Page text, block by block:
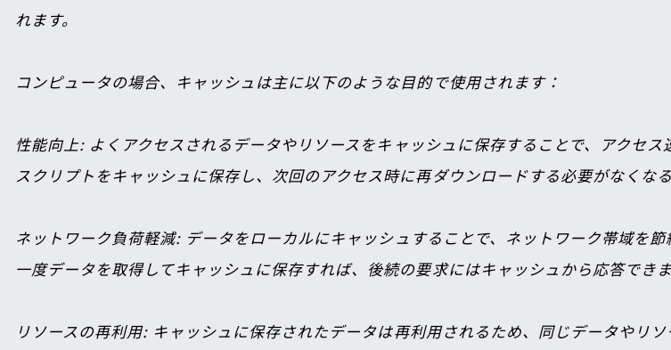
れます。
コンピュータの場合、キャッシュは主に以下のような目的で使用されます：
性能向上: よくアクセスされるデータやリソースをキャッシュに保存することで、アクセ
スクリプトをキャッシュに保存し、次回のアクセス時に再ダウンロードする必要がなくな
ネットワーク負荷軽減: データをローカルにキャッシュすることで、ネットワーク帯域を
一度データを取得してキャッシュに保存すれば、後続の要求にはキャッシュから応答できま
リソースの再利用: キャッシュに保存されたデータは再利用されるため、同じデータやリ